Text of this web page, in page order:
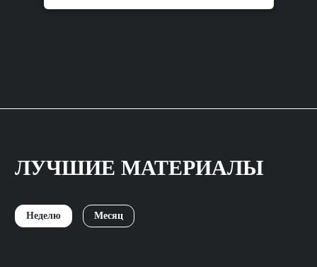
ЛУЧШИЕ МАТЕРИАЛЫ
Неделю Месяц